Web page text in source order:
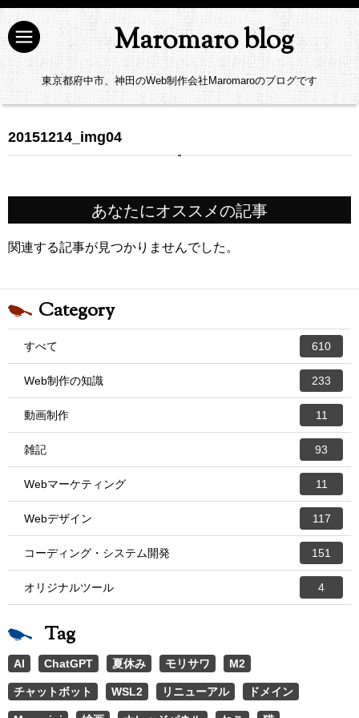
Maromaro blog
東京都府中市、神田のWeb制作会社Maromaroのブログです
20151214_img04
あなたにオススメの記事
関連する記事が見つかりませんでした。
Category
すべて 610
Web制作の知識 233
動画制作 11
雑記 93
Webマーケティング 11
Webデザイン 117
コーディング・システム開発 151
オリジナルツール 4
Tag
AI ChatGPT 夏休み モリサワ M2
チャットボット WSL2 リニューアル ドメイン